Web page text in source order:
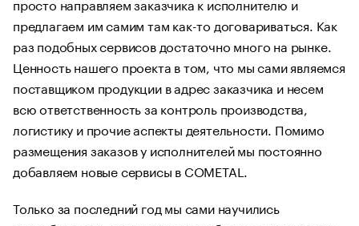
предлагаем им самим там как-то договариваться. Как
раз подобных сервисов достаточно много на рынке.
Ценность нашего проекта в том, что мы сами являемся
поставщиком продукции в адрес заказчика и несем
всю ответственность за контроль производства,
логистику и прочие аспекты деятельности. Помимо
размещения заказов у исполнителей мы постоянно
добавляем новые сервисы в COMETAL.
Только за последний год мы сами научились